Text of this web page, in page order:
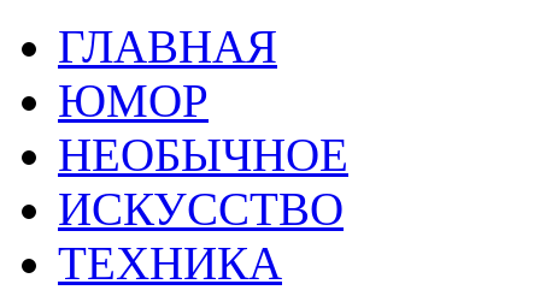
ГЛАВНАЯ
ЮМОР
НЕОБЫЧНОЕ
ИСКУССТВО
ТЕХНИКА